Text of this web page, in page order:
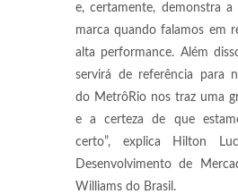
e, certamente, demonstra a
marca quando falamos em
alta performance. Além
servirá de referência para
do MetrôRio nos traz uma
e a certeza de que
certo”, explica Hilton
Desenvolvimento de
Williams do Brasil.